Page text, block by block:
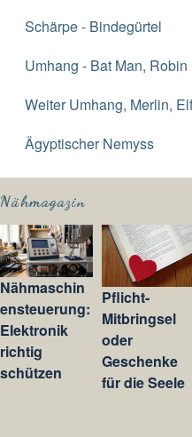
Schärpe - Bindegürtel
Umhang - Bat Man, Robin
Weiter Umhang, Merlin,
Ägyptischer Nemyss
Nähmagazin
Nähmaschin
ensteuerung:
Elektronik
richtig
schützen
Pflicht-
Mitbringsel
oder
Geschenke
für die Seele